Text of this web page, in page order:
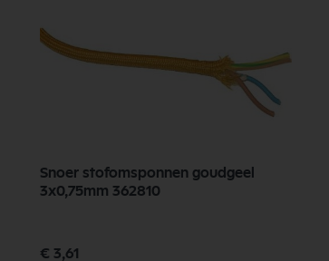
Snoer stofomsponnen goudgeel
3x0,75mm 362810
€ 3,61